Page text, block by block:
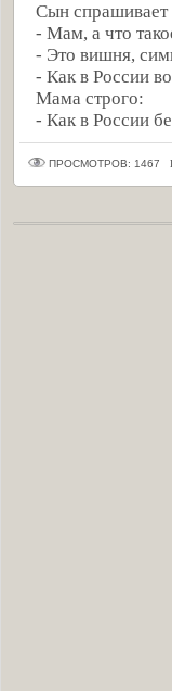
Сын спрашивает
- Мам, а что
- Это вишня,
- Как в России
Мама строго:
- Как в России
ПРОСМОТРОВ: 1467